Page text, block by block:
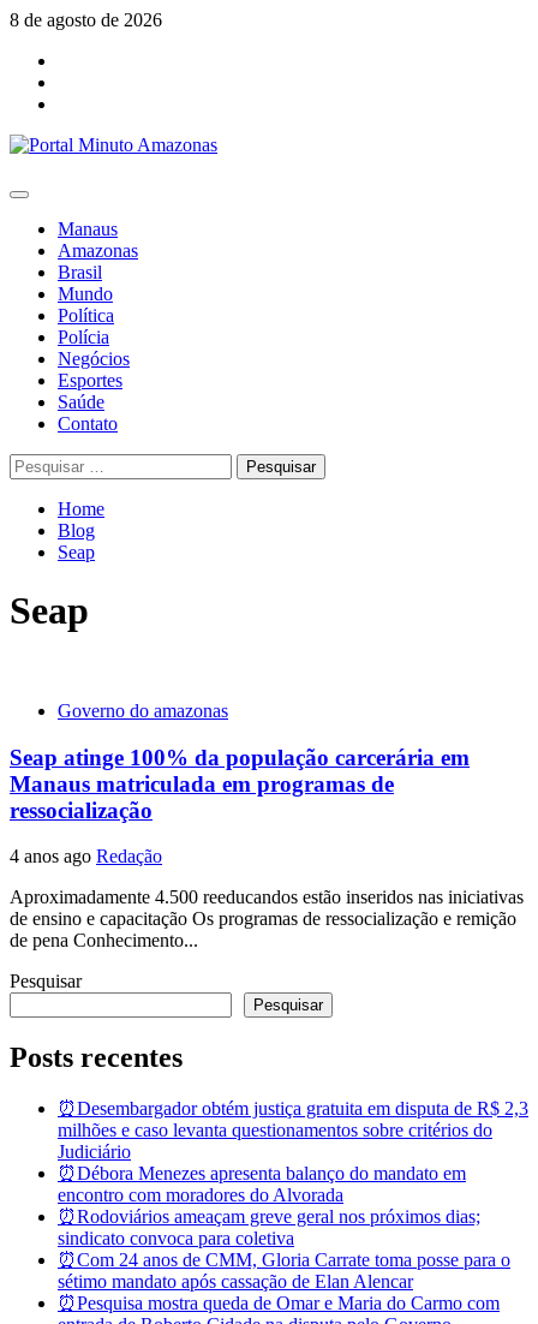
Skip
content
8 de agosto de 2026
Primary
Manaus
Amazonas
Brasil
Mundo
Política
Polícia
Negócios
Esportes
Saúde
Contato
Pesquisar
por:
Home
Blog
Seap
Seap
Governo do amazonas
Seap atinge 100% da população carcerária em
Manaus matriculada em programas de
ressocialização
4 anos ago Redação
Aproximadamente 4.500 reeducandos estão inseridos nas iniciativas
de ensino e capacitação Os programas de ressocialização e remição
de pena Conhecimento...
Pesquisar
Pesquisar
Posts recentes
⏰Desembargador obtém justiça gratuita em disputa de R$ 2,3
milhões e caso levanta questionamentos sobre critérios do
Judiciário
⏰Débora Menezes apresenta balanço do mandato em
encontro com moradores do Alvorada
⏰Rodoviários ameaçam greve geral nos próximos dias;
sindicato convoca para coletiva
⏰Com 24 anos de CMM, Gloria Carrate toma posse para o
sétimo mandato após cassação de Elan Alencar
⏰Pesquisa mostra queda de Omar e Maria do Carmo com